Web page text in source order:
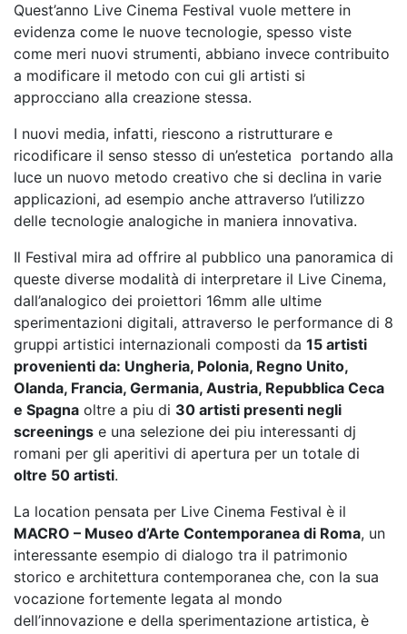
Quest’anno Live Cinema Festival vuole mettere in
evidenza come le nuove tecnologie, spesso viste
come meri nuovi strumenti, abbiano invece contribuito
a modificare il metodo con cui gli artisti si
approcciano alla creazione stessa.
I nuovi media, infatti, riescono a ristrutturare e
ricodificare il senso stesso di un’estetica portando alla
luce un nuovo metodo creativo che si declina in varie
applicazioni, ad esempio anche attraverso l’utilizzo
delle tecnologie analogiche in maniera innovativa.
Il Festival mira ad offrire al pubblico una panoramica di
queste diverse modalità di interpretare il Live Cinema,
dall’analogico dei proiettori 16mm alle ultime
sperimentazioni digitali, attraverso le performance di 8
gruppi artistici internazionali composti da 15 artisti
provenienti da: Ungheria, Polonia, Regno Unito,
Olanda, Francia, Germania, Austria, Repubblica Ceca
e Spagna oltre a piu di 30 artisti presenti negli
screenings e una selezione dei piu interessanti dj
romani per gli aperitivi di apertura per un totale di
oltre 50 artisti.
La location pensata per Live Cinema Festival è il
MACRO – Museo d’Arte Contemporanea di Roma, un
interessante esempio di dialogo tra il patrimonio
storico e architettura contemporanea che, con la sua
vocazione fortemente legata al mondo
dell’innovazione e della sperimentazione artistica, è